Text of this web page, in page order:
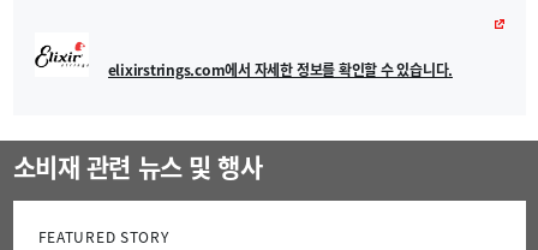
elixirstrings.com에서 자세한 정보를 확인할 수 있습니다.
소비재 관련 뉴스 및 행사
FEATURED STORY